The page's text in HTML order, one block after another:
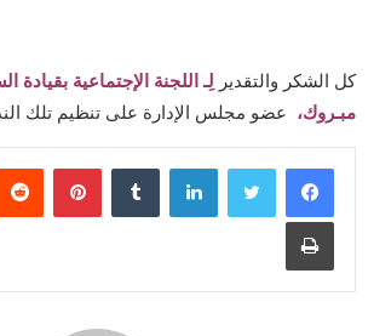
كل الشكر والتقدير لِـ اللجنة الإجتماعية بقيادة
مبـروك، عضو مجلس الإدارة على تنظيم تلك
لينكدإن بينتيريست